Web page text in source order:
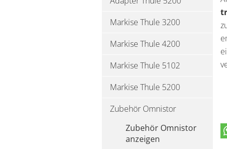
Markise Thule 3200
Markise Thule 4200
Markise Thule 5102
Markise Thule 5200
Zubehör Omnistor
Zubehör Omnistor
anzeigen